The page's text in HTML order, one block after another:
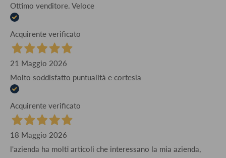
Ottimo venditore. Veloce
Acquirente verificato
21 Maggio 2026
Molto soddisfatto puntualità e cortesia
Acquirente verificato
18 Maggio 2026
l'azienda ha molti articoli che interessano la mia azienda,